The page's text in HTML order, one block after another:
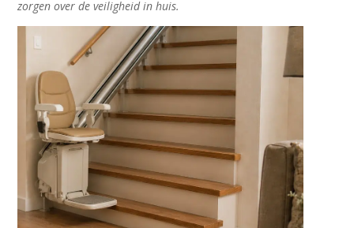
zorgen over de veiligheid in huis.